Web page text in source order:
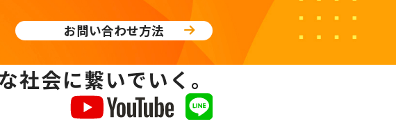
お問い合わせ方法
社会に繋いでいく。